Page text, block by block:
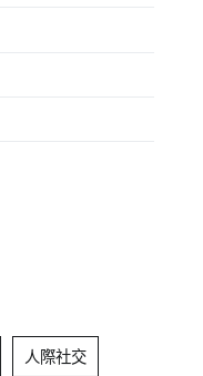
人際社交